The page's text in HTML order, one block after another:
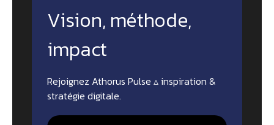
Vision, méthode,
impact
Rejoignez Athorus Pulse ▵ inspiration &
stratégie digitale.